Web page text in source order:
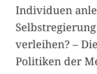
Individuen
verleihen? –
Politiken der